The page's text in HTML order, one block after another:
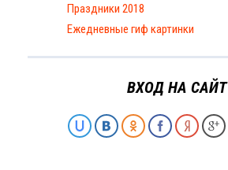
Праздники 2018
Ежедневные гиф картинки
ВХОД НА САЙТ